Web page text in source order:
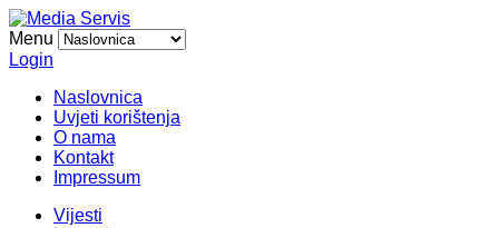
Menu
Login
Naslovnica
Uvjeti korištenja
O nama
Kontakt
Impressum
Vijesti